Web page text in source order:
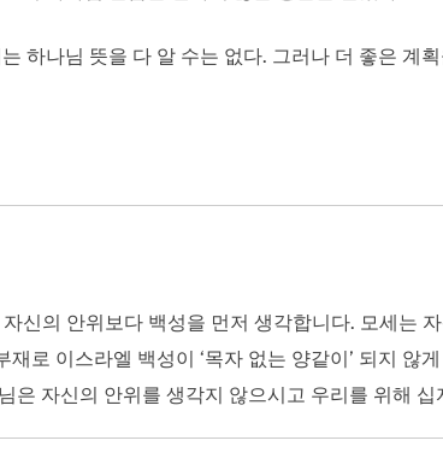
하나님 뜻을 다 알 수는 없다. 그러나 더 좋은 계
신의 안위보다 백성을 먼저 생각합니다. 모세는
로 이스라엘 백성이 ‘목자 없는 양같이’ 되지
은 자신의 안위를 생각지 않으시고 우리를 위해